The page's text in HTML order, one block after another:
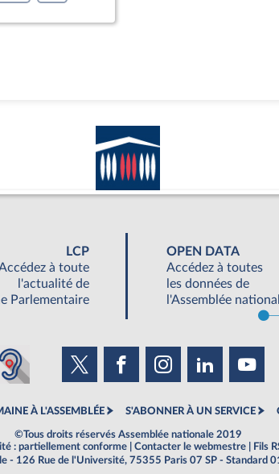
LCP
à toute
l'actualité de
Parlementaire
OPEN DATA
Accédez à toutes
les données de
l'Assemblée
À L'ASSEMBLÉE S'ABONNER À UN SERVICE
©Tous droits réservés Assemblée nationale 2019
: partiellement conforme Contacter le webmestre Fils
- 126 Rue de l'Université, 75355 Paris 07 SP - Standard